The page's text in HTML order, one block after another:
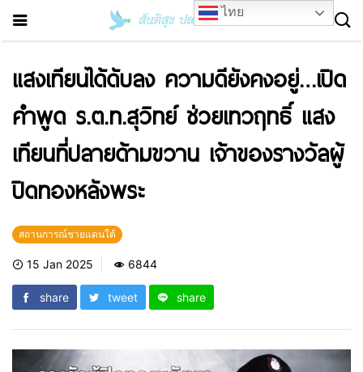
แสงเทียนได้ดับลง ความดียังคงอยู่…เปิด
คำพูด ร.ต.ท.สุวิทย์ ช่วยเทวฤทธิ์ แสง
เทียนที่ปลายด้ามขวาน เจ้าของรางวัลผู้
ปิดทองหลังพระ
สถานการณ์ชายแดนใต้
15 Jan 2025 6844
share tweet share
ไทย